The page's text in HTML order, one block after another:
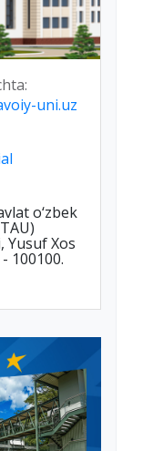
uni.uz
o‘zbek
Yusuf Xos
100100.